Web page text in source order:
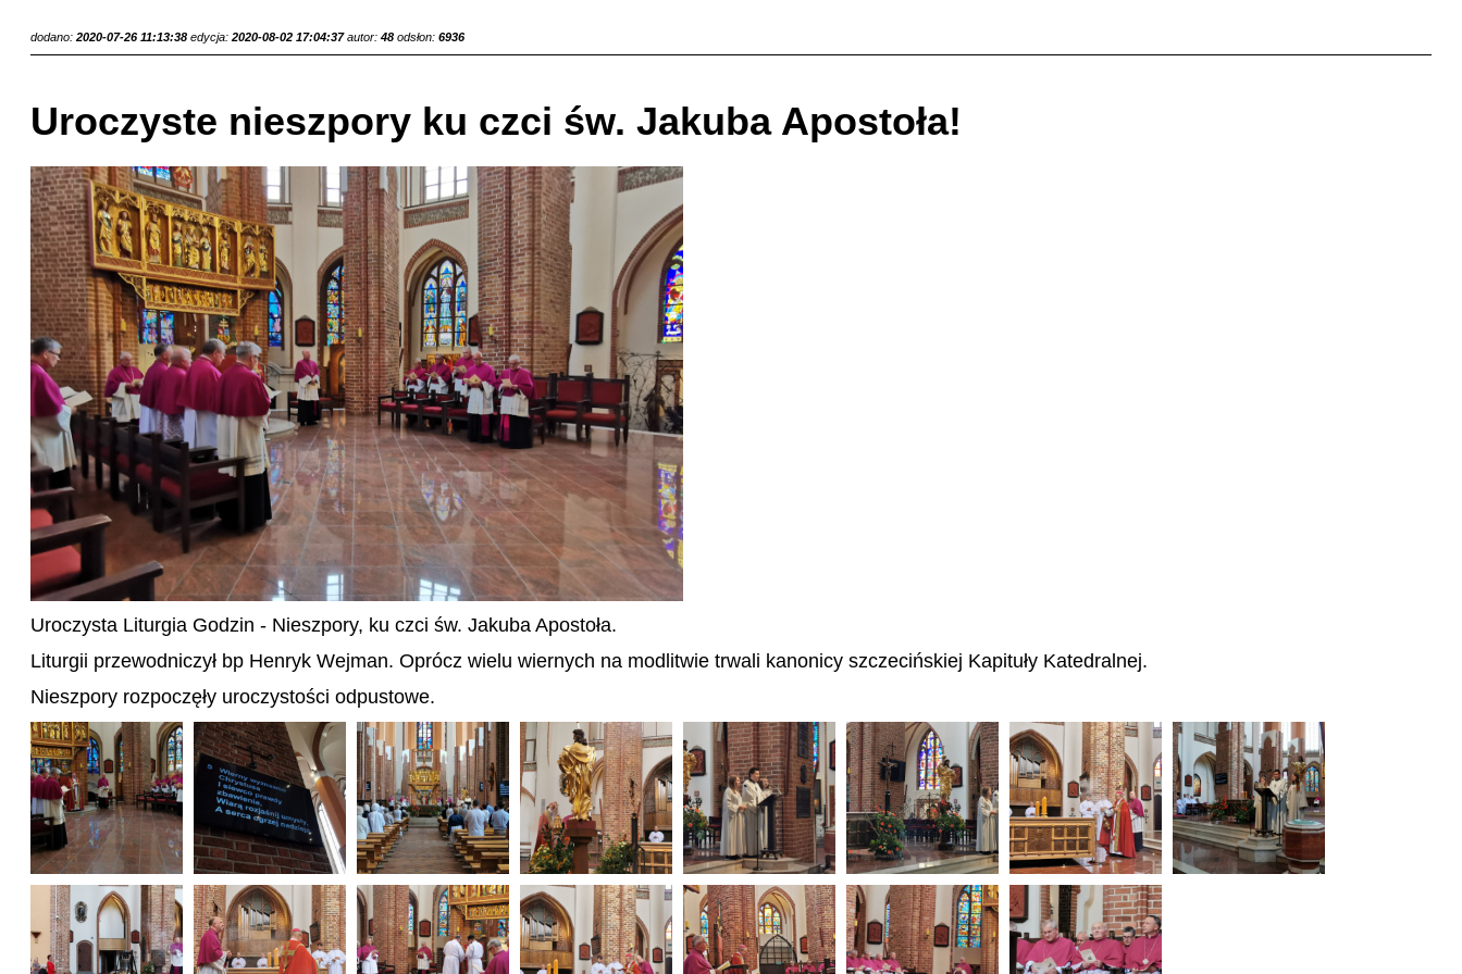
dodano: 2020-07-26 11:13:38 edycja: 2020-08-02 17:04:37 autor: 48 odsłon: 6936
Uroczyste nieszpory ku czci św. Jakuba Apostoła!
Uroczysta Liturgia Godzin - Nieszpory, ku czci św. Jakuba Apostoła.
Liturgii przewodniczył bp Henryk Wejman. Oprócz wielu wiernych na modlitwie trwali kanonicy szczecińskiej Kapituły Katedralnej.
Nieszpory rozpoczęły uroczystości odpustowe.